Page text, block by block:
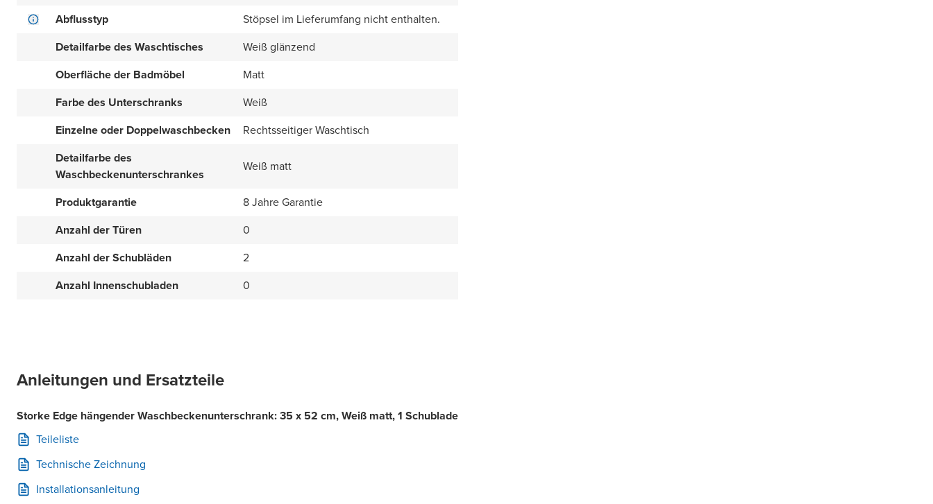
Abflusstyp
Stöpsel im Lieferumfang nicht enthalten.
Detailfarbe des Waschtisches
Weiß glänzend
Oberfläche der Badmöbel
Matt
Farbe des Unterschranks
Weiß
Einzelne oder Doppelwaschbecken
Rechtsseitiger Waschtisch
Detailfarbe des
Waschbeckenunterschrankes
Weiß matt
Produktgarantie
8 Jahre Garantie
Anzahl der Türen
0
Anzahl der Schubläden
2
Anzahl Innenschubladen
0
Anleitungen und Ersatzteile
Storke Edge hängender Waschbeckenunterschrank: 35 x 52 cm, Weiß matt, 1 Schublade
Teileliste
Technische Zeichnung
Installationsanleitung